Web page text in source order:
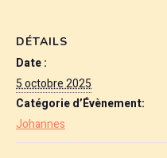
DÉTAILS
Date :
5 octobre 2025
Catégorie d’Évènement:
Johannes